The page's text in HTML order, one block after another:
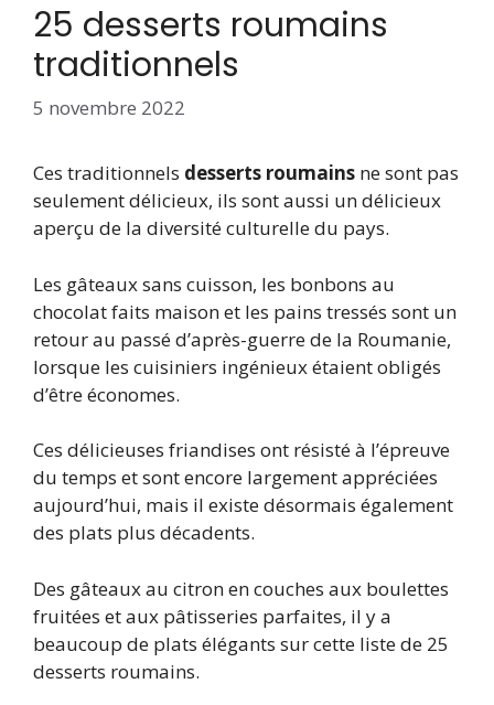
25 desserts roumains
traditionnels
5 novembre 2022
Ces traditionnels desserts roumains ne sont pas
seulement délicieux, ils sont aussi un délicieux
aperçu de la diversité culturelle du pays.
Les gâteaux sans cuisson, les bonbons au
chocolat faits maison et les pains tressés sont un
retour au passé d’après-guerre de la Roumanie,
lorsque les cuisiniers ingénieux étaient obligés
d’être économes.
Ces délicieuses friandises ont résisté à l’épreuve
du temps et sont encore largement appréciées
aujourd’hui, mais il existe désormais également
des plats plus décadents.
Des gâteaux au citron en couches aux boulettes
fruitées et aux pâtisseries parfaites, il y a
beaucoup de plats élégants sur cette liste de 25
desserts roumains.